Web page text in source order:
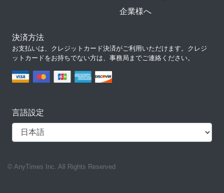
企業様へ
決済方法
お支払いは、クレジットカード決済がご利用いただけます。クレジ
ットカードをお持ちでない方は、事務局までご連絡ください。
言語設定
© AnyTimes Inc. All Rights Reserved